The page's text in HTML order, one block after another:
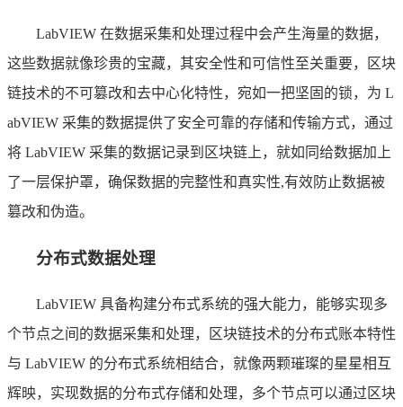
LabVIEW 在数据采集和处理过程中会产生海量的数据，
这些数据就像珍贵的宝藏，其安全性和可信性至关重要，区块
链技术的不可篡改和去中心化特性，宛如一把坚固的锁，为 L
abVIEW 采集的数据提供了安全可靠的存储和传输方式，通过
将 LabVIEW 采集的数据记录到区块链上，就如同给数据加上
了一层保护罩，确保数据的完整性和真实性,有效防止数据被
篡改和伪造。
分布式数据处理
LabVIEW 具备构建分布式系统的强大能力，能够实现多
个节点之间的数据采集和处理，区块链技术的分布式账本特性
与 LabVIEW 的分布式系统相结合，就像两颗璀璨的星星相互
辉映，实现数据的分布式存储和处理，多个节点可以通过区块